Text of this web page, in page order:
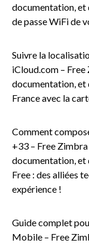
documentation, et
de passe WiFi de
Suivre la
iCloud.com –
documentation, et
France avec la
Comment
+33 – Free
documentation, et
Free : des alliées
expérience !
Guide complet
Mobile – Free